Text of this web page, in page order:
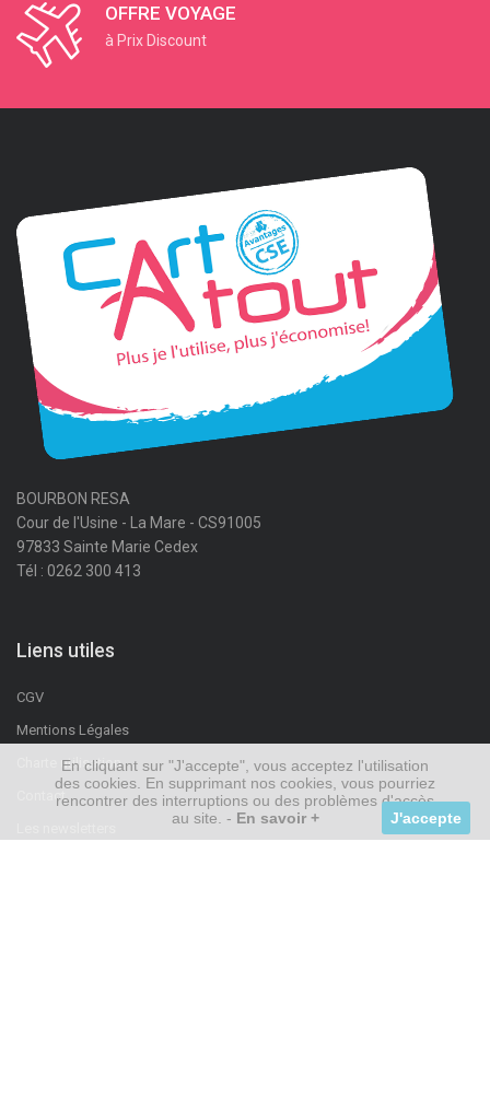
OFFRE VOYAGE
à Prix Discount
BOURBON RESA
Cour de l'Usine - La Mare - CS91005
97833 Sainte Marie Cedex
Tél : 0262 300 413
Liens utiles
CGV
Mentions Légales
Charte utilisation
Contact
En cliquant sur "J'accepte", vous acceptez l'utilisation
des cookies. En supprimant nos cookies, vous pourriez
rencontrer des interruptions ou des problèmes d'accès
au site. - En savoir + J'accepte